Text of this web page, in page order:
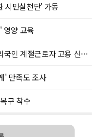
시민실천단' 가동
영양 교육
계절근로자 고용 신청접수
' 만족도 조사
구 착수